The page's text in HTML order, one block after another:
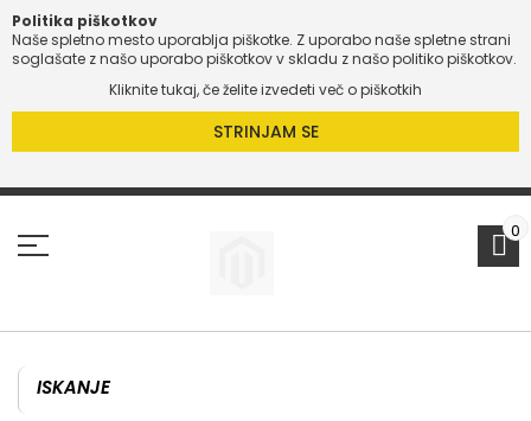
Politika piškotkov
Naše spletno mesto uporablja piškotke. Z uporabo naše spletne strani
soglašate z našo uporabo piškotkov v skladu z našo politiko piškotkov.
Kliknite tukaj, če želite izvedeti več o piškotkih
STRINJAM SE
Preskoči
0